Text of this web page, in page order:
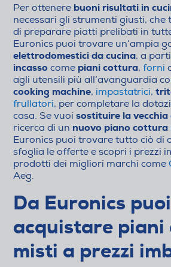
Per ottenere buoni risultati in
necessari gli strumenti giusti,
di preparare piatti prelibati in
Euronics puoi trovare un’ampia
elettrodomestici da cucina, a
incasso come piani cottura, forni
agli utensili più all’avanguardia
cooking machine, impastatrici,
frullatori, per completare la
casa. Se vuoi sostituire la vecchia
ricerca di un nuovo piano cottura
Euronics puoi trovare tutto ciò di
sfoglia le offerte e scopri i prezzi
prodotti dei migliori marchi come
Aeg.
Da Euronics puoi
acquistare
misti a prezzi